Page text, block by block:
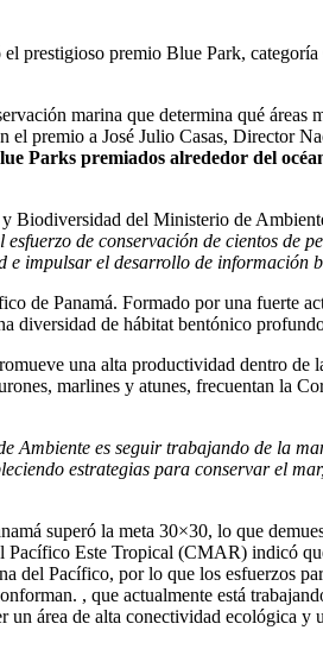
premio Blue Park,
marina que determina qué áreas
premio a José Julio Casas, Director
Parks premiados alrededor del
Biodiversidad del Ministerio de
de conservación de cientos de
impulsar el desarrollo de información
de Panamá. Formado por una fuerte
diversidad de hábitat bentónico
una alta productividad dentro de
marlines y atunes, frecuentan la
Ambiente es seguir trabajando de la
estrategias para conservar el
superó la meta 30×30, lo que
Este Tropical (CMAR) indicó
del Pacífico, por lo que los esfuerzos
, que actualmente está
área de alta conectividad ecológica y